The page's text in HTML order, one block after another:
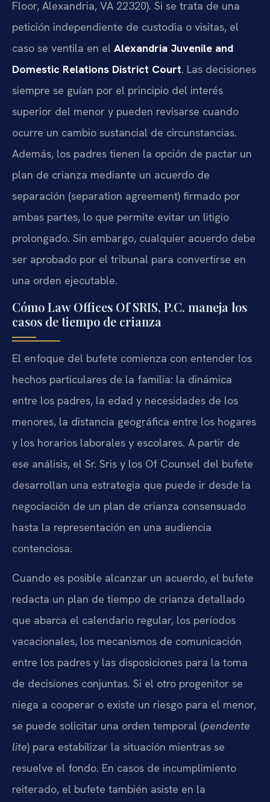
Floor, Alexandria, VA 22320). Si se trata de una
petición independiente de custodia o visitas, el
caso se ventila en el Alexandria Juvenile and
Domestic Relations District Court. Las decisiones
siempre se guían por el principio del interés
superior del menor y pueden revisarse cuando
ocurre un cambio sustancial de circunstancias.
Además, los padres tienen la opción de pactar un
plan de crianza mediante un acuerdo de
separación (separation agreement) firmado por
ambas partes, lo que permite evitar un litigio
prolongado. Sin embargo, cualquier acuerdo debe
ser aprobado por el tribunal para convertirse en
una orden ejecutable.
Cómo Law Offices Of SRIS, P.C. maneja los
casos de tiempo de crianza
El enfoque del bufete comienza con entender los
hechos particulares de la familia: la dinámica
entre los padres, la edad y necesidades de los
menores, la distancia geográfica entre los hogares
y los horarios laborales y escolares. A partir de
ese análisis, el Sr. Sris y los Of Counsel del bufete
desarrollan una estrategia que puede ir desde la
negociación de un plan de crianza consensuado
hasta la representación en una audiencia
contenciosa.
Cuando es posible alcanzar un acuerdo, el bufete
redacta un plan de tiempo de crianza detallado
que abarca el calendario regular, los períodos
vacacionales, los mecanismos de comunicación
entre los padres y las disposiciones para la toma
de decisiones conjuntas. Si el otro progenitor se
niega a cooperar o existe un riesgo para el menor,
se puede solicitar una orden temporal (pendente
lite) para estabilizar la situación mientras se
resuelve el fondo. En casos de incumplimiento
reiterado, el bufete también asiste en la